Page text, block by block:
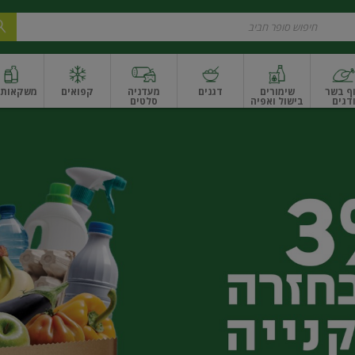
בשר
ודגים
שימורים
בישול ואפיה
דגנים מעדניה
סלטים
ונקניקים
קפואים משקאות
ואגוזיםפירות יבשים ארוזפירות יבשים בתפזורתפיצוחים, אגוזים